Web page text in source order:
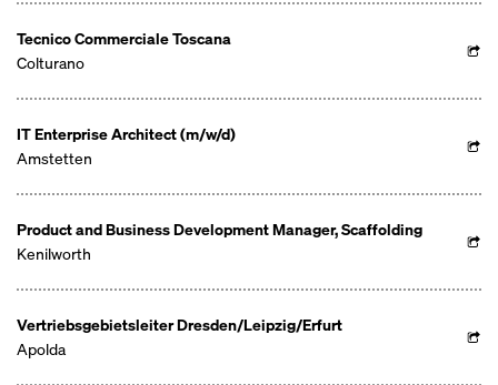
Tecnico Commerciale Toscana
Colturano
IT Enterprise Architect (m/w/d)
Amstetten
Product and Business Development Manager, Scaffolding
Kenilworth
Vertriebsgebietsleiter Dresden/Leipzig/Erfurt
Apolda